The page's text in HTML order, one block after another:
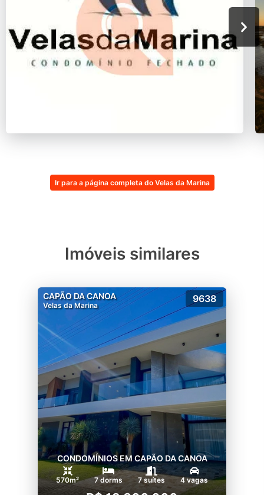
Ir para a página completa do Velas da Marina
Imóveis similares
CAPÃO DA CANOA
Velas da Marina
9638
CONDOMÍNIOS EM CAPÃO DA CANOA
570m² 7 dorms 7 suítes 4 vagas